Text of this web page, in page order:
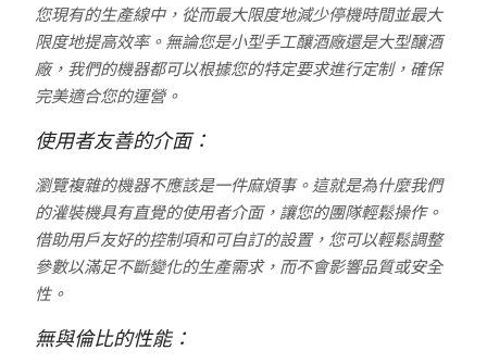
您現有的生產線中，從而最大限度地減少停機時間並最大
限度地提高效率。無論您是小型手工釀酒廠還是大型釀酒
廠，我們的機器都可以根據您的特定要求進行定制，確保
完美適合您的運營。
使用者友善的介面：
瀏覽複雜的機器不應該是一件麻煩事。這就是為什麼我們
的灌裝機具有直覺的使用者介面，讓您的團隊輕鬆操作。
借助用戶友好的控制項和可自訂的設置，您可以輕鬆調整
參數以滿足不斷變化的生產需求，而不會影響品質或安全
性。
無與倫比的性能：